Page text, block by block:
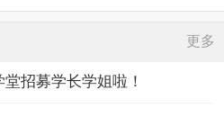
更多
堂招募学长学姐啦！